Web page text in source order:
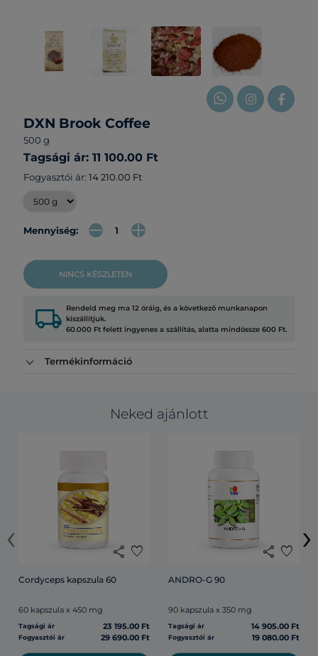
DXN Brook Coffee
500 g
Tagsági ár: 11 100.00 Ft
Fogyasztói ár: 14 210.00 Ft
Mennyiség:
NINCS KÉSZLETEN
local_shipping Rendeld meg ma 12 óráig, és a következő munkanapon
kiszállítjuk.
60.000 Ft felett ingyenes a szállítás, alatta mindössze 600 Ft.
Termékinformáció
Neked ajánlott
share favorite
Cordyceps kapszula 60
60 kapszula x 450 mg
Tagsági ár 23 195.00 Ft
Fogyasztói ár 29 690.00 Ft
share favorite
ANDRO-G 90
90 kapszula x 350 mg
Tagsági ár 14 905.00 Ft
Fogyasztói ár 19 080.00 Ft
‹ ›